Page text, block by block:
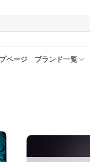
ページ ブランド一覧